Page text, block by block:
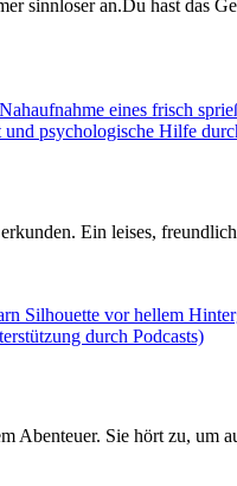
sinnloser an.Du hast das
Ein leises,
Abenteuer. Sie hört zu, um